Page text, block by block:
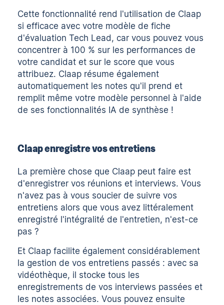
Cette fonctionnalité rend l'utilisation de Claap
si efficace avec votre modèle de fiche
d'évaluation Tech Lead, car vous pouvez vous
concentrer à 100 % sur les performances de
votre candidat et sur le score que vous
attribuez. Claap résume également
automatiquement les notes qu'il prend et
remplit même votre modèle personnel à l'aide
de sesfonctionnalités IA de synthèse !
Claap enregistre vos entretiens
La première chose que Claap peut faire est
d'enregistrer vos réunions et interviews. Vous
n'avez pas à vous soucier de suivre vos
entretiens alors que vous avez littéralement
enregistré l'intégralité de l'entretien, n'est-ce
pas ?
Et Claap facilite également considérablement
la gestion de vos entretiens passés : avec sa
vidéothèque, il stocke tous les
enregistrements de vos interviews passées et
les notes associées. Vous pouvez ensuite